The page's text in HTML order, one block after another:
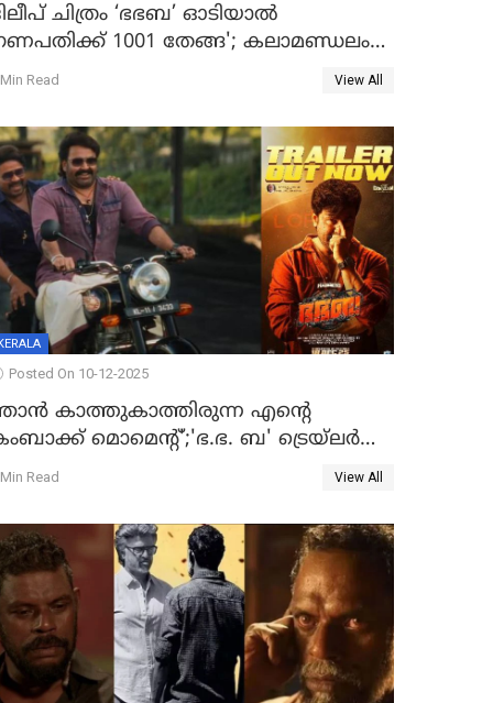
ചിത്രം ‘ഭഭബ’ ഓടിയാൽ
1001 തേങ്ങ'; കലാമണ്ഡലം
Read View All
Posted On 10-12-2025
കാത്തുകാത്തിരുന്ന എന്റെ
മൊമെന്റ്';'ഭ.ഭ. ബ' ട്രെയ്ലര്‍
Read View All